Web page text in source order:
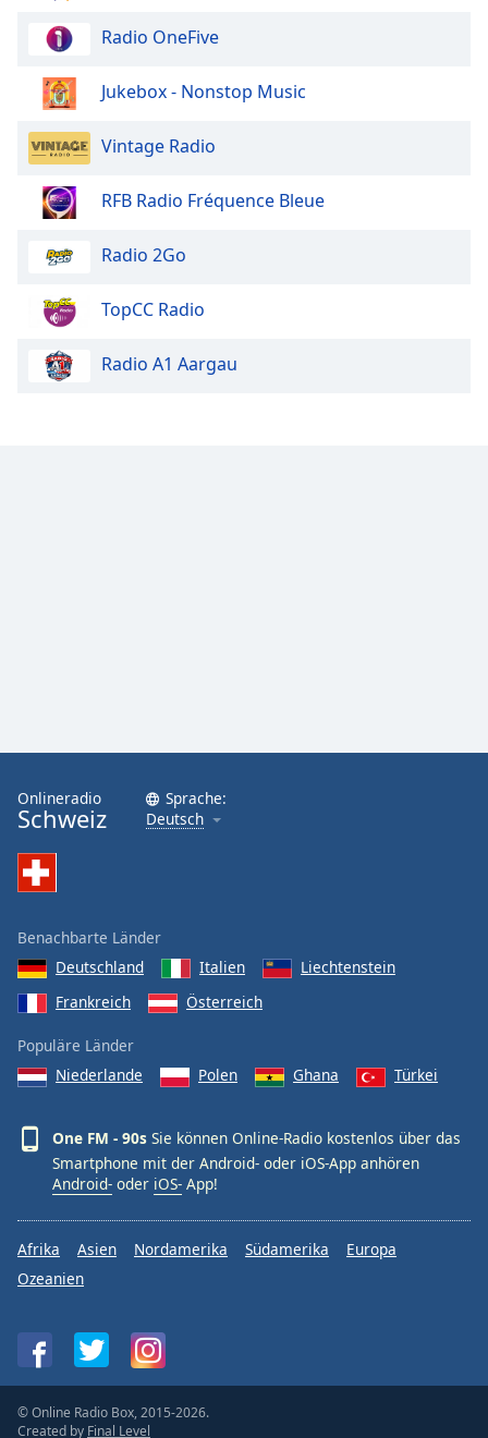
Radio OneFive
Jukebox - Nonstop Music
Vintage Radio
RFB Radio Fréquence Bleue
Radio 2Go
TopCC Radio
Radio A1 Aargau
Onlineradio
Schweiz
Sprache:
Deutsch
Benachbarte Länder
Deutschland
Italien
Liechtenstein
Frankreich
Österreich
Populäre Länder
Niederlande
Polen Ghana Türkei
One FM - 90s Sie können Online-Radio kostenlos über das
Smartphone mit der Android- oder iOS-App anhören
Android- oder iOS- App!
Afrika Asien Nordamerika Südamerika
Europa
Ozeanien
© Online Radio Box, 2015-2026.
Created by Final Level